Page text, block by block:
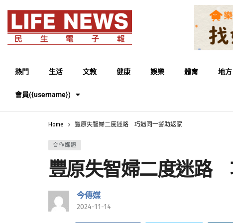
熱門 生活 文教 健康 娛樂 體育 地方
會員({username})
Home 豐原失智婦二度迷路 巧遇同一警助返家
合作媒體
豐原失智婦二度迷路
今傳媒
2024-11-14